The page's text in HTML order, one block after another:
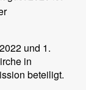
und 1.
in
beteiligt.